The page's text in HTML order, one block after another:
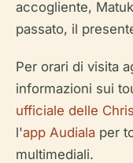
accogliente,
passato, il
Per orari di visita
informazioni sui
ufficiale delle
l'app Audiala per
multimediali.